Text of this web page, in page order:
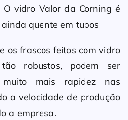
O vidro Valor da Corning é
quente em tubos
os frascos feitos com vidro
robustos, podem ser
muito mais rapidez nas
a velocidade de produção
a empresa.